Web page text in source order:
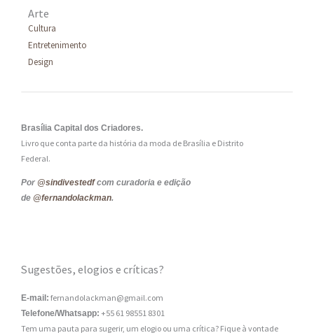
Arte
Cultura
Entretenimento
Design
Brasília Capital dos Criadores.
Livro que conta parte da história da moda de Brasília e Distrito
Federal.
Por @sindivestedfcom curadoria e edição
de @fernandolackman.
Sugestões, elogios e críticas?
E-mail: fernandolackman@gmail.com
Telefone/Whatsapp: +55 61 98551 8301
Tem uma pauta para sugerir, um elogio ou uma crítica? Fique à vontade